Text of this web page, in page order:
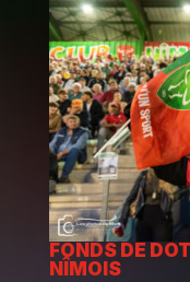
FONDS DE
NÎMOIS